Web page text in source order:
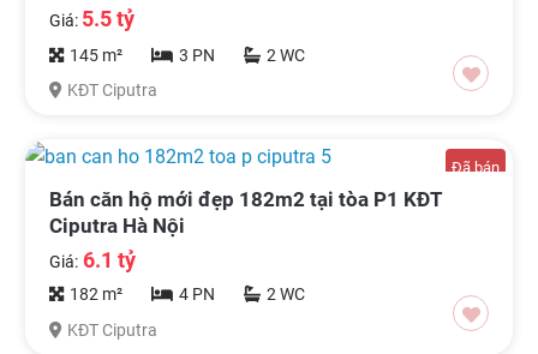
Giá: 5.5 tỷ
145 m² 3 PN
2 WC
KĐT Ciputra
Đã bán
Bán căn hộ mới đẹp 182m2 tại tòa P1 KĐT
Ciputra Hà Nội
Giá:6.1 tỷ
182 m² 4 PN
2 WC
KĐT Ciputra